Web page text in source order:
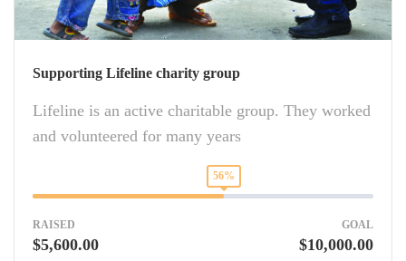
Supporting Lifeline charity group
Lifeline is an active charitable group. They worked
and volunteered for many years
56%
RAISED
$5,600.00
GOAL
$10,000.00